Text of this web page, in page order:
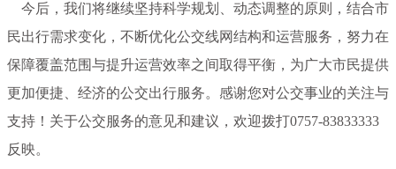
今后，我们将继续坚持科学规划、动态调整的原则，结合市
民出行需求变化，不断优化公交线网结构和运营服务，努力在
保障覆盖范围与提升运营效率之间取得平衡，为广大市民提供
更加便捷、经济的公交出行服务。感谢您对公交事业的关注与
支持！关于公交服务的意见和建议，欢迎拨打0757-83833333
反映。